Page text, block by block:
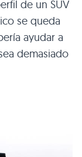
de un SUV
se queda
ayudar a
demasiado